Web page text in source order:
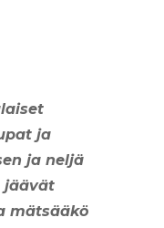
ja
ja neljä
jäävät
mätsääkö